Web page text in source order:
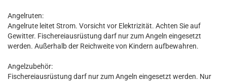
Angelruten:
Angelrute leitet Strom. Vorsicht vor Elektrizität. Achten Sie auf
Gewitter. Fischereiausrüstung darf nur zum Angeln eingesetzt
werden. Außerhalb der Reichweite von Kindern aufbewahren.
Angelzubehör:
Fischereiausrüstung darf nur zum Angeln eingesetzt werden. Nur